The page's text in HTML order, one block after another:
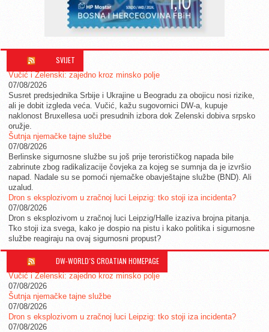
SVIJET
Vučić i Zelenski: zajedno kroz minsko polje
07/08/2026
Susret predsjednika Srbije i Ukrajine u Beogradu za obojicu nosi rizike,
ali je dobit izgleda veća. Vučić, kažu sugovornici DW-a, kupuje
naklonost Bruxellesa uoči presudnih izbora dok Zelenski dobiva srpsko
oružje.
Šutnja njemačke tajne službe
07/08/2026
Berlinske sigurnosne službe su još prije terorističkog napada bile
zabrinute zbog radikalizacije čovjeka za kojeg se sumnja da je izvršio
napad. Nadale su se pomoći njemačke obavještajne službe (BND). Ali
uzalud.
Dron s eksplozivom u zračnoj luci Leipzig: tko stoji iza incidenta?
07/08/2026
Dron s eksplozivom u zračnoj luci Leipzig/Halle izaziva brojna pitanja.
Tko stoji iza svega, kako je dospio na pistu i kako politika i sigurnosne
službe reagiraju na ovaj sigurnosni propust?
DW-WORLD´S CROATIAN HOMEPAGE
Vučić i Zelenski: zajedno kroz minsko polje
07/08/2026
Šutnja njemačke tajne službe
07/08/2026
Dron s eksplozivom u zračnoj luci Leipzig: tko stoji iza incidenta?
07/08/2026